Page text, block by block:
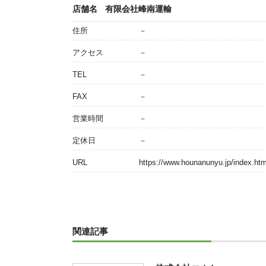
店舗名 有限会社峰南運輸
住所 －
アクセス －
TEL －
FAX －
営業時間 －
定休日 －
URL https://www.hounanunyu.jp/
関連記事